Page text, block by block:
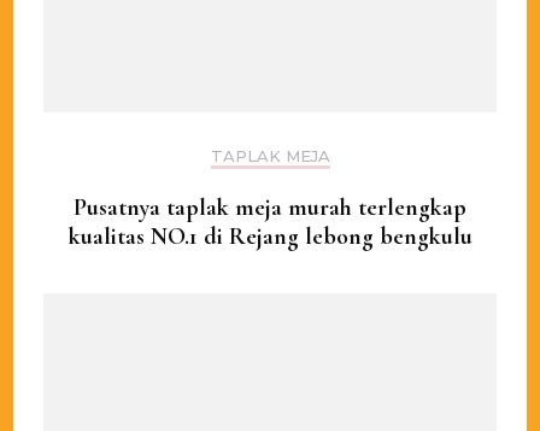
TAPLAK MEJA
Pusatnya taplak meja murah terlengkap
kualitas NO.1 di Rejang lebong bengkulu